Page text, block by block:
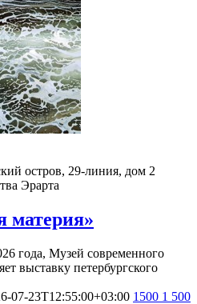
остров, 29-линия, дом 2
Эрарта
материя»
года, Музей современного
выставку петербургского
07-23T12:55:00+03:00 1500 1 500